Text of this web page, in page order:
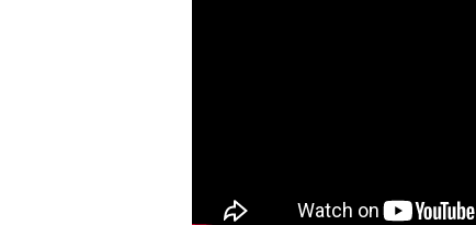
NYXmag 2. Yaş Kutlama Etkinliği